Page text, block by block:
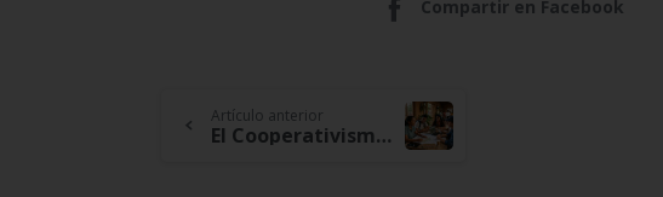
Compartir en Facebook
Continue
Artículo anterior
El Cooperativismo como Red de Apoyo para Jóvenes en Cootracerrejón